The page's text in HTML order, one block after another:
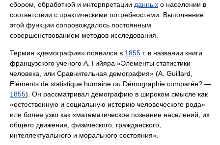
сбором, обработкой и интерпретации данных о населении в
соответствии с практическими потребностями. Выполнение
этой функции сопровождалось постоянным
совершенствованием методов исследования.
Термин «демография» появился в 1855 г. в названии книги
французского ученого А. Гийяра «Элементы статистики
человека, или Сравнительная демография» (A. Guillard,
Eléments de statistique humaine ou Démographie comparée? —
1855). Он рассматривал демографию в широком смысле как
«естественную и социальную историю человеческого рода»
или более узко как «математическое познание населений, их
общего движения, физического, гражданского,
интеллектуального и морального состояния».